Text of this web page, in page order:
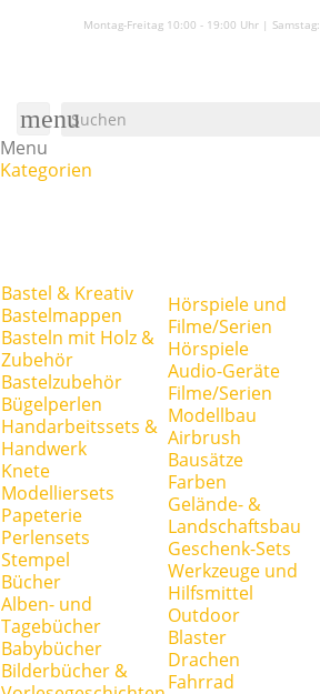
Montag-Freitag 10:00 - 19:00 Uhr | Samstag:
menu
Menu
Kategorien
Bastel & Kreativ
Bastelmappen
Basteln mit Holz &
Zubehör
Bastelzubehör
Bügelperlen
Handarbeitssets &
Handwerk
Knete
Modelliersets
Papeterie
Perlensets
Stempel
Bücher
Alben- und
Tagebücher
Babybücher
Bilderbücher &
Hörspiele und
Filme/Serien
Hörspiele
Audio-Geräte
Filme/Serien
Modellbau
Airbrush
Bausätze
Farben
Gelände- &
Landschaftsbau
Geschenk-Sets
Werkzeuge und
Hilfsmittel
Outdoor
Blaster
Drachen
Fahrrad